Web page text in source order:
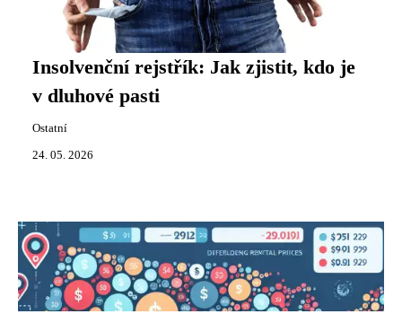
Insolvenční rejstřík: Jak zjistit, kdo je
v dluhové pasti
Ostatní
24. 05. 2026